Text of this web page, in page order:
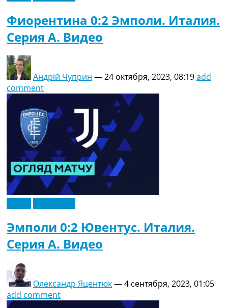
Фиорентина 0:2 Эмполи. Италия.
Серия A. Видео
Андрій Чуприн —24 октября, 2023, 08:19add
comment
Эмполи 0:2 Ювентус. Италия.
Серия A. Видео
Олександр Яцентюк—4 сентября, 2023, 01:05
add comment